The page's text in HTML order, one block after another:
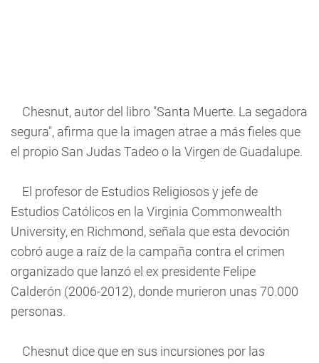
Chesnut, autor del libro "Santa Muerte. La segadora
segura", afirma que la imagen atrae a más fieles que
el propio San Judas Tadeo o la Virgen de Guadalupe.
El profesor de Estudios Religiosos y jefe de
Estudios Católicos en la Virginia Commonwealth
University, en Richmond, señala que esta devoción
cobró auge a raíz de la campaña contra el crimen
organizado que lanzó el ex presidente Felipe
Calderón (2006-2012), donde murieron unas 70.000
personas.
Chesnut dice que en sus incursiones por las